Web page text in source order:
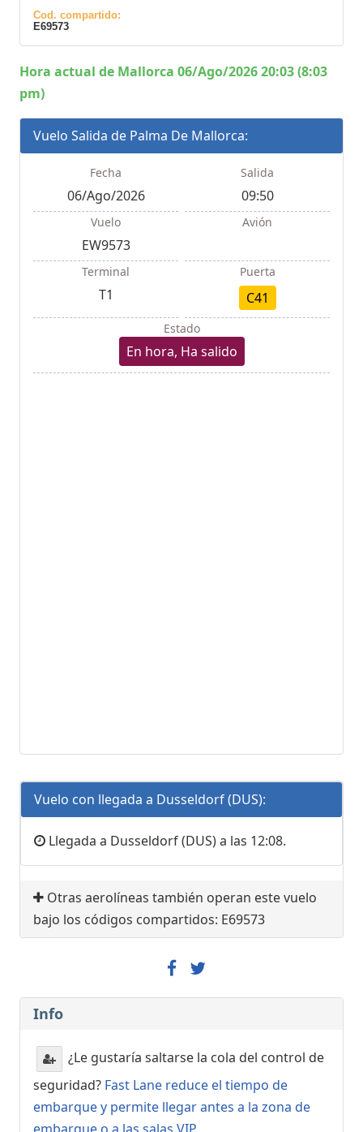
Cod. compartido:
E69573
Hora actual de Mallorca 06/Ago/2026 20:03 (8:03
pm)
Vuelo Salida de Palma De Mallorca:
Fecha
06/Ago/2026
Salida
09:50
Vuelo
EW9573
Avión
Terminal
T1
Puerta
C41
Estado
En hora, Ha salido
Vuelo con llegada a Dusseldorf (DUS):
Llegada a Dusseldorf (DUS) a las 12:08.
Otras aerolíneas también operan este vuelo
bajo los códigos compartidos: E69573
Info
¿Le gustaría saltarse la cola del control de
seguridad? Fast Lane reduce el tiempo de
embarque y permite llegar antes a la zona de